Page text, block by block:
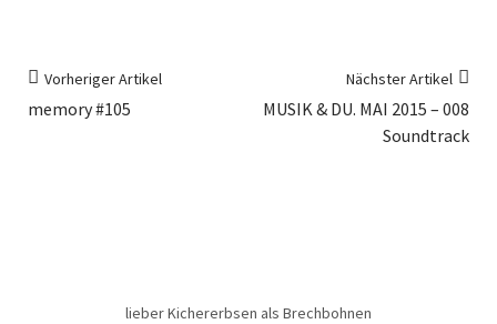
Vorheriger Artikel
memory #105
Nächster Artikel
MUSIK & DU. MAI 2015 – 008
Soundtrack
lieber Kichererbsen als Brechbohnen